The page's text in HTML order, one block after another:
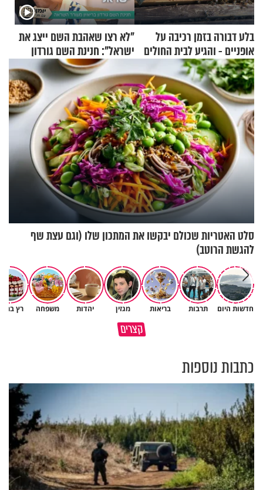
בלע דבורה בזמן רכיבה על
אופניים - והגיע לבית החולים
במצב מסכן חיים
"לא רצו שאהבת השם ייצג את
ישראל": חנינת השם גורדון
בריאיון מעורר השראה
סלט האטריות שכולם יבקשו את המתכון שלו (וגם עצת שף
להגשת הרוטב)
חדשות היום תרבות בריאות מגזין יהדות משפחה רץ
קצריםמדוע האמונה נמשלה למלח?
גם ׳הרע׳ זה הרחמים של בורא
כתבות נוספות